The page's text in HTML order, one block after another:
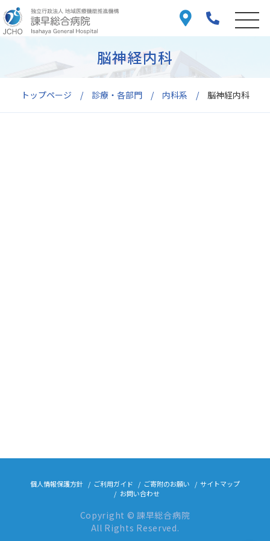
トップページ 診療・各部門 内科系 脳神経内科
脳神経内科
個人情報保護方針 ご利用ガイド ご寄附のお願い
サイトマップ
お問い合わせ
Copyright © 諫早総合病院
All Rights Reserved.